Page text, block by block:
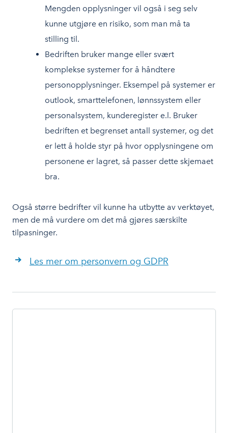
Mengden opplysninger vil også i seg selv
kunne utgjøre en risiko, som man må ta
stilling til.
Bedriften bruker mange eller svært
komplekse systemer for å håndtere
personopplysninger. Eksempel på systemer er
outlook, smarttelefonen, lønnssystem eller
personalsystem, kunderegister e.l. Bruker
bedriften et begrenset antall systemer, og det
er lett å holde styr på hvor opplysningene om
personene er lagret, så passer dette skjemaet
bra.
Også større bedrifter vil kunne ha utbytte av verktøyet,
men de må vurdere om det må gjøres særskilte
tilpasninger.
Les mer om personvern og GDPR